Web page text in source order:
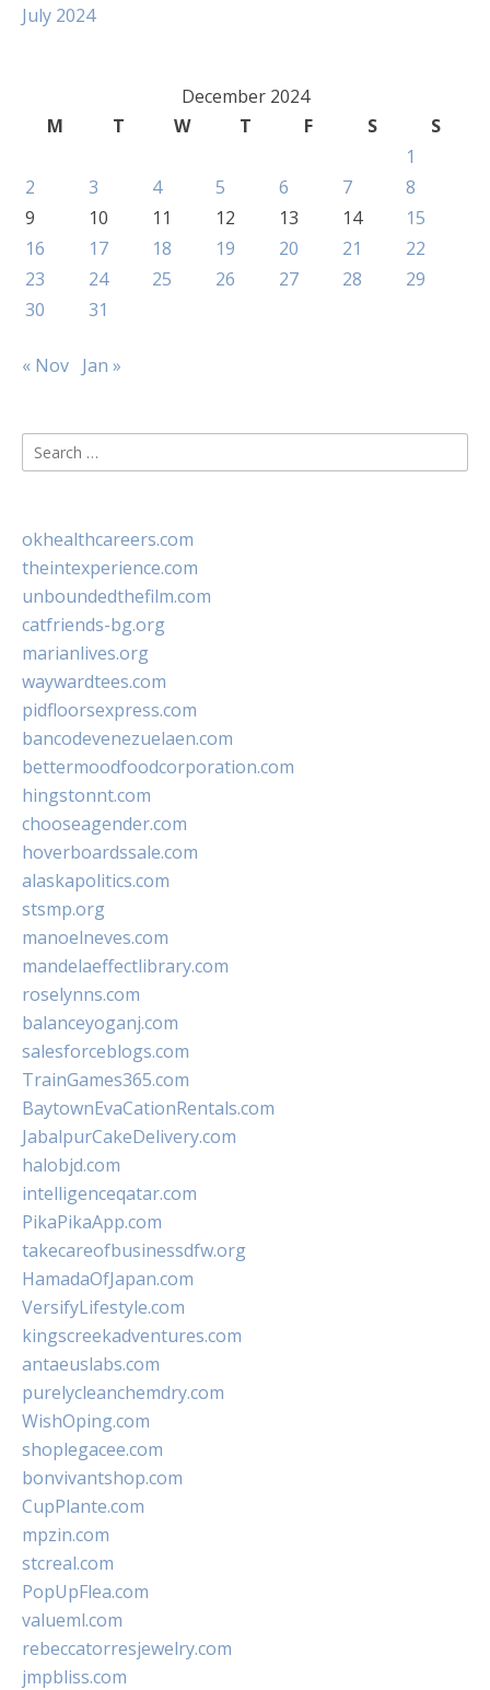
July 2024
December 2024
M
T W T F S
S
1
2
3 4 5 6 7
8
9
10 11 12 13 14
15
16
17 18 19 20 21
22
23
24 25 26 27 28
29
30
31
« Nov Jan »
Search
for:
okhealthcareers.com
theintexperience.com
unboundedthefilm.com
catfriends-bg.org
marianlives.org
waywardtees.com
pidfloorsexpress.com
bancodevenezuelaen.com
bettermoodfoodcorporation.com
hingstonnt.com
chooseagender.com
hoverboardssale.com
alaskapolitics.com
stsmp.org
manoelneves.com
mandelaeffectlibrary.com
roselynns.com
balanceyoganj.com
salesforceblogs.com
TrainGames365.com
BaytownEvaCationRentals.com
JabalpurCakeDelivery.com
halobjd.com
intelligenceqatar.com
PikaPikaApp.com
takecareofbusinessdfw.org
HamadaOfJapan.com
VersifyLifestyle.com
kingscreekadventures.com
antaeuslabs.com
purelycleanchemdry.com
WishOping.com
shoplegacee.com
bonvivantshop.com
CupPlante.com
mpzin.com
stcreal.com
PopUpFlea.com
valueml.com
rebeccatorresjewelry.com
jmpbliss.com